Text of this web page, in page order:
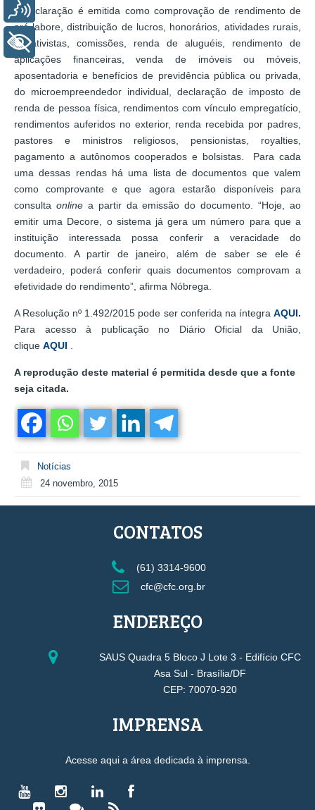
A declaração é emitida como comprovação de rendimento de
pró-labore, distribuição de lucros, honorários, atividades rurais,
extrativistas, comissões, renda de aluguéis, rendimento de
aplicações financeiras, venda de imóveis ou móveis,
aposentadoria e benefícios de previdência pública ou privada,
do microempreendedor individual, declaração de imposto de
renda de pessoa física, rendimentos com vínculo empregatício,
rendimentos auferidos no exterior, renda recebida por padres,
pastores e ministros religiosos, pensionistas, royalties,
pagamento a autônomos cooperados e bolsistas. Para cada
uma dessas rendas há uma lista de documentos que valem
como comprovante e que agora estarão disponíveis para
consulta onlinea partir da emissão do documento. “Hoje, ao
emitir uma Decore, o sistema já gera um número para que a
instituição interessada possa conferir a veracidade do
documento. A partir de janeiro, além de saber se ele é
verdadeiro, poderá conferir quais documentos comprovam a
efetividade do rendimento”, afirma Nóbrega.
A Resolução nº 1.492/2015 pode ser conferida na íntegra AQUI.
Para acesso à publicação no Diário Oficial da União,
clique AQUI
A reprodução deste material é permitida desde que a fonte
seja citada.
Notícias
24 novembro, 2015
CONTATOS
(61) 3314-9600
cfc@cfc.org.br
ENDEREÇO
SAUS Quadra 5 Bloco J Lote 3 - Edifício CFC
Asa Sul - Brasília/DF
CEP: 70070-920
IMPRENSA
Acesse aqui a área dedicada à imprensa.
Voz
+ Acessibilidade